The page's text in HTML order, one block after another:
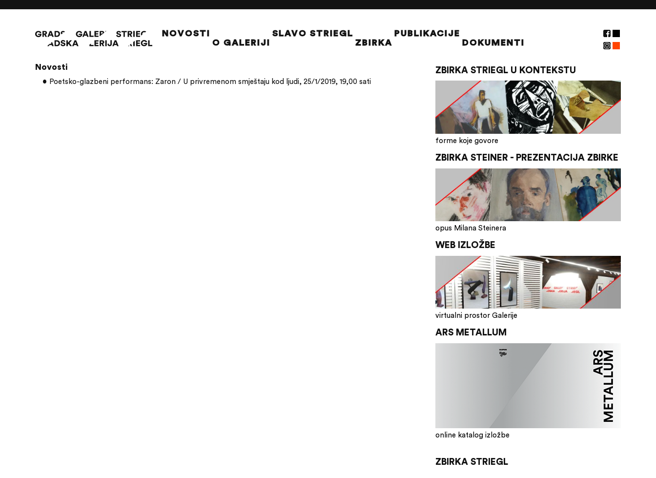
NOVOSTI
O GALERIJI
SLAVO STRIEGL
ZBIRKA
PUBLIKACIJE
DOKUMENTI
Novosti
Poetsko-glazbeni performans: Zaron / U privremenom smještaju kod ljudi, 25/1/2019, 19,00 sati
ZBIRKA STRIEGL U KONTEKSTU
forme koje govore
ZBIRKA STEINER - PREZENTACIJA ZBIRKE
opus Milana Steinera
WEB IZLOŽBE
virtualni prostor Galerije
ARS METALLUM
online katalog izložbe
ZBIRKA STRIEGL